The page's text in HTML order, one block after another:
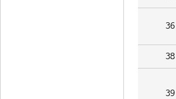
36
38
39